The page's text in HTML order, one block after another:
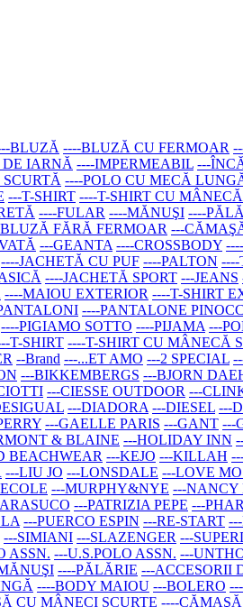
BLUZĂ ----BLUZĂ CU FERMOAR
IARNĂ ----IMPERMEABIL ---
----POLO CU MECĂ
---T-SHIRT ----T-SHIRT CU
----FULAR ----MĂNUŞI ----
FĂRĂ FERMOAR ---
---GEANTA ----CROSSBODY
----JACHETĂ CU PUF ----PALTON ----
----JACHETĂ SPORT ---JEANS
----MAIOU EXTERIOR ----T-SHIRT
----PANTALONE
----PIGIAMO SOTTO ----PIJAMA ---
T-SHIRT ----T-SHIRT CU MÂNECĂ
--Brand ---...ET AMO ---2 SPECIAL
---BIKKEMBERGS ---BJORN
---CIESSE OUTDOOR ---
---DIADORA ---DIESEL ---
---GAELLE PARIS ---GANT ---
& BLAINE ---HOLIDAY INN
BEACHWEAR ---KEJO ---KILLAH
---LIU JO ---LONSDALE ---LOVE
---MURPHY&NYE ---NANCY
---PATRIZIA PEPE ---
---PUERCO ESPIN ---RE-START
---SIMIANI ---SLAZENGER ---
ASSN. ---U.S.POLO ASSN. ---
----PĂLĂRIE ---ACCESORII
----BODY MAIOU ---BOLERO
CU MÂNECI SCURTE ----